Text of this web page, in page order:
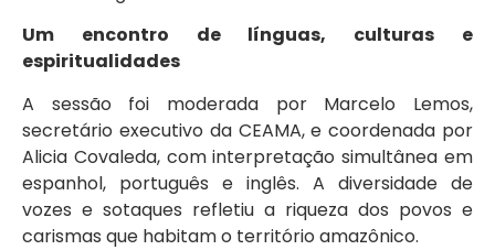
Um encontro de línguas, culturas e
espiritualidades
A sessão foi moderada por Marcelo Lemos,
secretário executivo da CEAMA, e coordenada por
Alicia Covaleda, com interpretação simultânea em
espanhol, português e inglês. A diversidade de
vozes e sotaques refletiu a riqueza dos povos e
carismas que habitam o território amazônico.